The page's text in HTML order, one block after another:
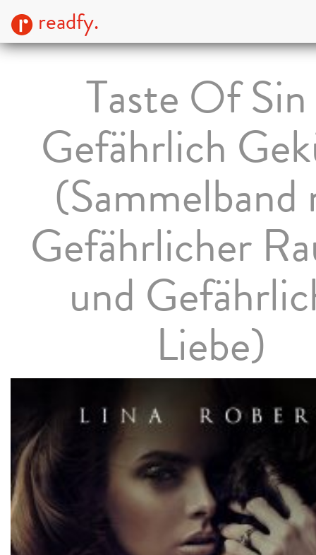
readfy.
Taste Of
Gefährlich
Gefährlicher
und
Liebe)